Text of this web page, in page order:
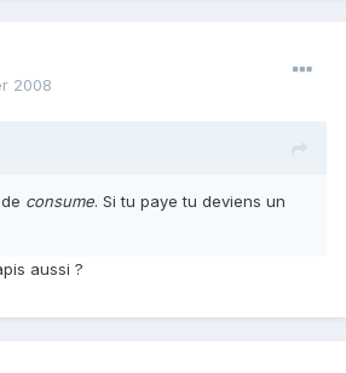
2008
consume. Si tu paye tu deviens un
aussi ?